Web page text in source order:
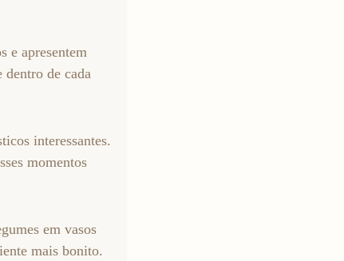
e apresentem
de cada
interessantes.
momentos
em vasos
mais bonito.